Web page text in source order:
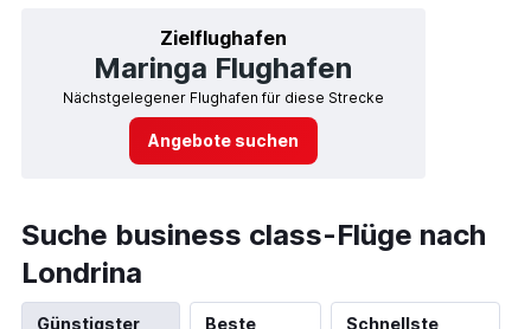
Zielflughafen
Maringa Flughafen
Nächstgelegener Flughafen für diese Strecke
Angebote suchen
Suche business class-Flüge nach
Londrina
Günstigster
Beste
Schnellste